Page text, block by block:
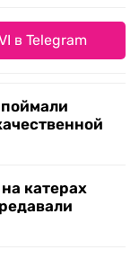
в Telegram
катерах